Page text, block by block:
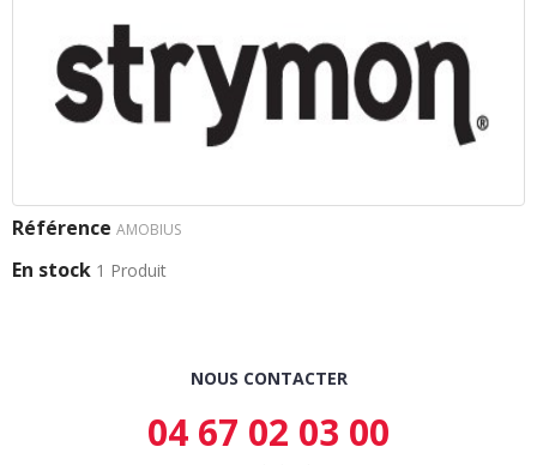
Référence AMOBIUS
En stock 1 Produit
NOUS CONTACTER
04 67 02 03 00